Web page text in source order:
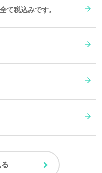
て税込みです。